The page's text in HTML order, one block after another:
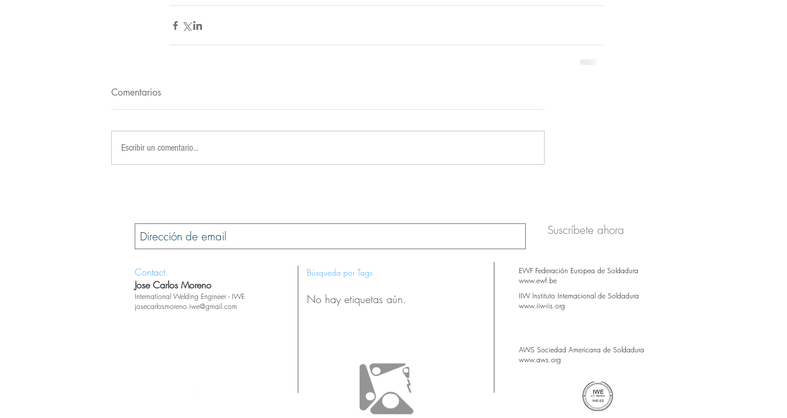
Comentarios
Escribir un comentario...
Suscríbete ahora
Contact.
Jose Carlos Moreno
International Welding Engineer - IWE
josecarlosmoreno.iwe@gmail.com
Búsqueda por Tags
No hay etiquetas aún.
EWF Federación Europea de Soldadura
www.ewf.be
IIW Instituto Internacional de Soldadura
www.iiw-iis.org
AWS Sociedad Americana de Soldadura
www.aws.org